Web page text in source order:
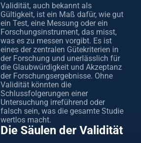
Validität, auch bekannt als
Gültigkeit, ist ein Maß dafür, wie gut
ein Test, eine Messung oder ein
Forschungsinstrument, das misst,
was es zu messen vorgibt. Es ist
eines der zentralen Gütekriterien in
der Forschung und unerlässlich für
die Glaubwürdigkeit und Akzeptanz
der Forschungsergebnisse. Ohne
Validität könnten die
Schlussfolgerungen einer
Untersuchung irreführend oder
falsch sein, was die gesamte Studie
wertlos macht.
Die Säulen der Validität